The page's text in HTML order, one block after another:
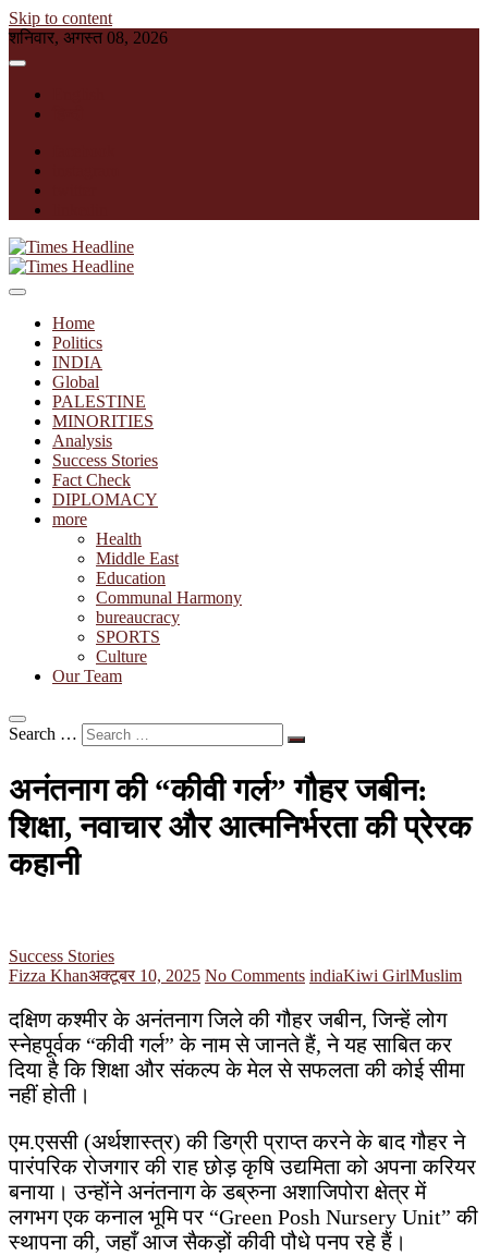
Skip to content
शनिवार, अगस्त 08, 2026
Times Headline
Home
Politics
INDIA
Global
PALESTINE
MINORITIES
Analysis
Success Stories
Fact Check
DIPLOMACY
more
Health
Middle East
Education
Communal Harmony
bureaucracy
SPORTS
Culture
Our Team
Search …
अनंतनाग की “कीवी गर्ल” गौहर जबीन:
शिक्षा, नवाचार और आत्मनिर्भरता की प्रेरक
कहानी
Success Stories
Fizza Khanअक्टूबर 10, 2025 No Comments indiaKiwi GirlMuslim
दक्षिण कश्मीर के अनंतनाग जिले की गौहर जबीन, जिन्हें लोग
स्नेहपूर्वक “कीवी गर्ल” के नाम से जानते हैं, ने यह साबित कर
दिया है कि शिक्षा और संकल्प के मेल से सफलता की कोई सीमा
नहीं होती।
एम.एससी (अर्थशास्त्र) की डिग्री प्राप्त करने के बाद गौहर ने
पारंपरिक रोजगार की राह छोड़ कृषि उद्यमिता को अपना करियर
बनाया। उन्होंने अनंतनाग के डब्रुना अशाजिपोरा क्षेत्र में
लगभग एक कनाल भूमि पर “Green Posh Nursery Unit” की
स्थापना की, जहाँ आज सैकड़ों कीवी पौधे पनप रहे हैं।